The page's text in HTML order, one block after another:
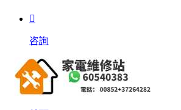

咨詢